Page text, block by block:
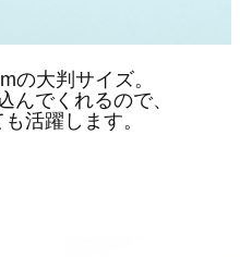
の大判サイズ。
んでくれるので、
活躍します。